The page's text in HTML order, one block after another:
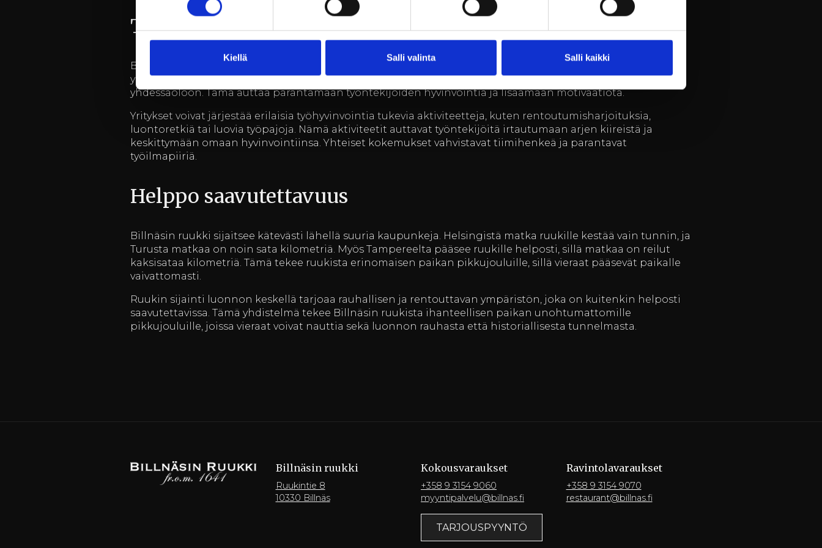
Kiellä Salli valinta Salli kaikki
Työhyvinvointi ja yhteishenki
Billnäsin ruukki tarjoaa erinomaiset puitteet yritysten pikkujouluille, jotka edistävät työhyvinvointia ja
yhteishenkeä. Ruukin inspiroiva ympäristö ja monipuoliset tilat luovat mahdollisuuden rentoutumiseen ja
yhdessäoloon. Tämä auttaa parantamaan työntekijöiden hyvinvointia ja lisäämään motivaatiota.
Yritykset voivat järjestää erilaisia työhyvinvointia tukevia aktiviteetteja, kuten rentoutumisharjoituksia,
luontoretkiä tai luovia työpajoja. Nämä aktiviteetit auttavat työntekijöitä irtautumaan arjen kiireistä ja
keskittymään omaan hyvinvointiinsa. Yhteiset kokemukset vahvistavat tiimihenkeä ja parantavat
työilmapiiriä.
Helppo saavutettavuus
Billnäsin ruukki sijaitsee kätevästi lähellä suuria kaupunkeja. Helsingistä matka ruukille kestää vain tunnin, ja
Turusta matkaa on noin sata kilometriä. Myös Tampereelta pääsee ruukille helposti, sillä matkaa on reilut
kaksisataa kilometriä. Tämä tekee ruukista erinomaisen paikan pikkujouluille, sillä vieraat pääsevät paikalle
vaivattomasti.
Ruukin sijainti luonnon keskellä tarjoaa rauhallisen ja rentouttavan ympäristön, joka on kuitenkin helposti
saavutettavissa. Tämä yhdistelmä tekee Billnäsin ruukista ihanteellisen paikan unohtumattomille
pikkujouluille, joissa vieraat voivat nauttia sekä luonnon rauhasta että historiallisesta tunnelmasta.
Billnäsin ruukki
Ruukintie 8
10330 Billnäs
Kokousvaraukset
+358 9 3154 9060
myyntipalvelu@billnas.fi
TARJOUSPYYNTÖ
Ravintola­varaukset
+358 9 3154 9070
restaurant@billnas.fi